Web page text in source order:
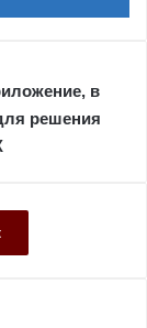
в
решения